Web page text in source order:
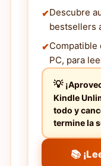
Descubre
bestsellers
Compatible
PC, para
Kindle
todo y
termine
📚